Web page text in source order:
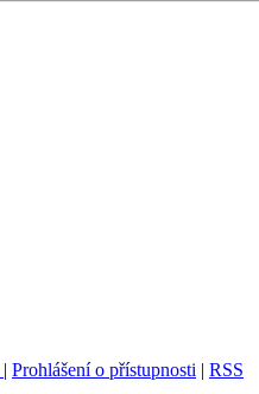
| Prohlášení o přístupnosti | RSS